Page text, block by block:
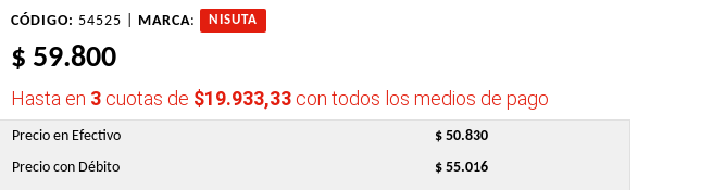
CÓDIGO: 54525 | MARCA: NISUTA
$ 59.800
Hasta en 3 cuotas de $19.933,33 con todos los medios de pago
Precio en Efectivo
$ 50.830
Precio con Débito
$ 55.016